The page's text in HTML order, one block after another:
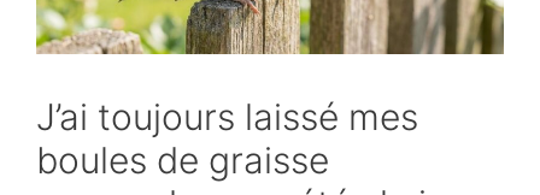
J’ai toujours laissé mes
boules de graisse